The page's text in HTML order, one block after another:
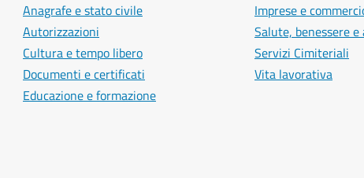
Anagrafe e stato civile
Autorizzazioni
Cultura e tempo libero
Documenti e certificati
Educazione e formazione
Imprese e
Salute, benessere e
Servizi Cimiteriali
Vita lavorativa